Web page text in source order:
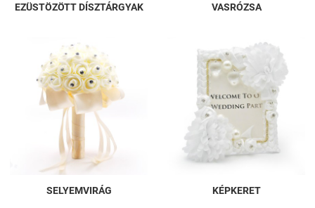
EZÜSTÖZÖTT DÍSZTÁRGYAK VASRÓZSA
SELYEMVIRÁG KÉPKERET